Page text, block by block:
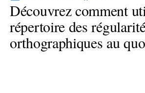
Découvrez comment
répertoire des
orthographiques au